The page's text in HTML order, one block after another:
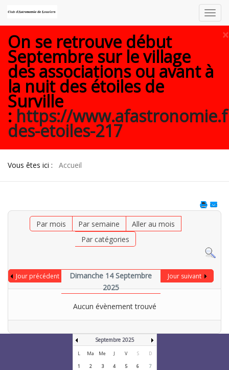
×
On se retrouve début
Septembre sur le village
des associations ou avant à
la nuit des étoiles de
Surville
: https://
des-etoiles-217
Vous êtes ici : Accueil
Par mois Par semaine
Aller au mois
Par catégories
Jour précédent
Dimanche 14 Septembre
2025
Jour suivant
Aucun évènement trouvé
Septembre 2025
L Ma Me J V S
D
1
2 3 4 5 6 7